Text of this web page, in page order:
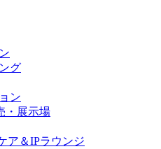
グ
ン
・展示場
ア＆IPラウンジ